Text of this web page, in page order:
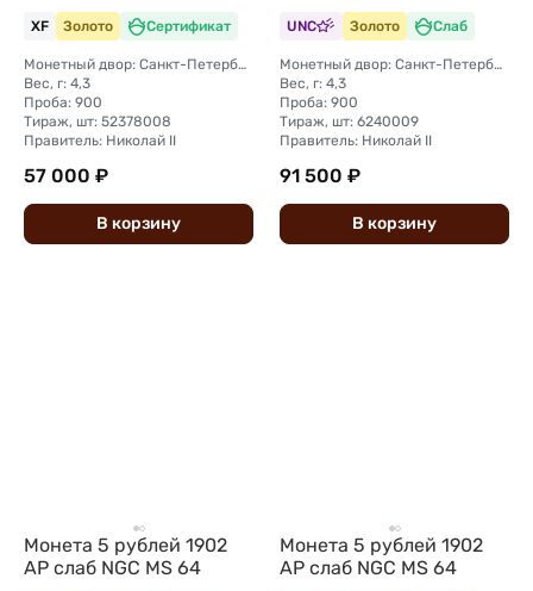
XF Золото Сертификат
Монетный двор: Санкт-Петербургский монетный двор
Вес, г: 4,3
Проба: 900
Тираж, шт: 52378008
Правитель: Николай II
57 000 ₽
В корзину
UNC Золото Слаб
Монетный двор: Санкт-Петербургский монетный двор
Вес, г: 4,3
Проба: 900
Тираж, шт: 6240009
Правитель: Николай II
91 500 ₽
В корзину
Монета 5 рублей 1902
АР слаб NGC MS 64
Монета 5 рублей 1902
АР слаб NGC MS 64